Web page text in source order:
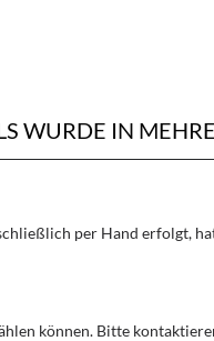
WURDE IN
per Hand erfolgt,
können. Bitte